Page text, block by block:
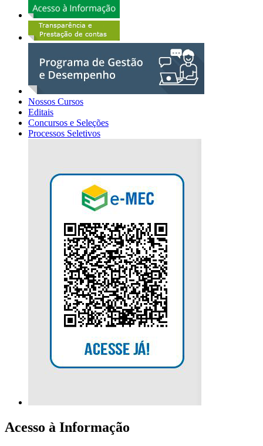
Nossos Cursos
Editais
Concursos e Seleções
Processos Seletivos
Acesso à Informação